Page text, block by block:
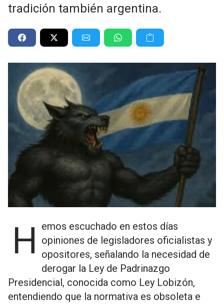
tradición también argentina.
Hemos escuchado en estos días
opiniones de legisladores oficialistas y
opositores, señalando la necesidad de
derogar la Ley de Padrinazgo
Presidencial, conocida como Ley Lobizón,
entendiendo que la normativa es obsoleta e